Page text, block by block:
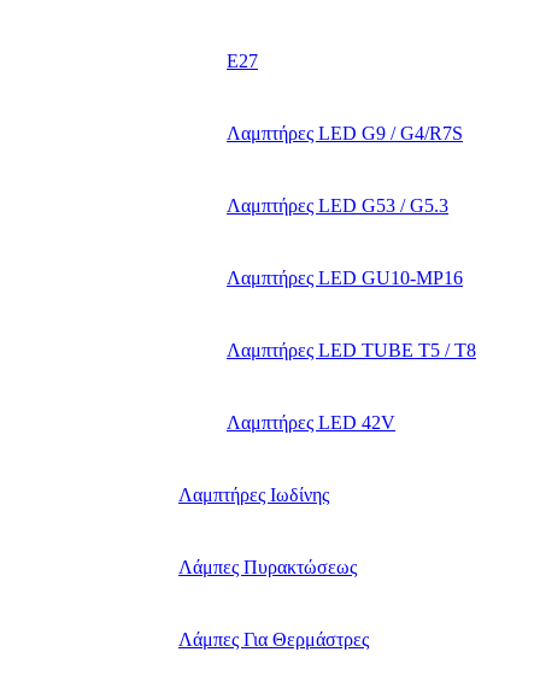
E27
Λαμπτήρες LED G9 / G4/R7S
Λαμπτήρες LED G53 / G5.3
Λαμπτήρες LED GU10-ΜΡ16
Λαμπτήρες LED TUBE T5 / T8
Λαμπτήρες LED 42V
Λαμπτήρες Ιωδίνης
Λάμπες Πυρακτώσεως
Λάμπες Για Θερμάστρες